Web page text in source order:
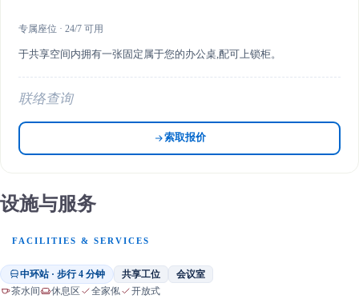
专属座位 · 24/7 可用
于共享空间内拥有一张固定属于您的办公桌,配可上锁柜。
联络查询
索取报价
设施与服务
FACILITIES & SERVICES
中环站 · 步行 4 分钟 共享工位 会议室
茶水间 休息区 全家俬 开放式